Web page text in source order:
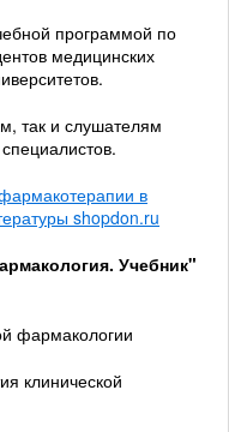
программой по
медицинских
так и слушателям
в
shopdon.ru
Учебник"
фармакологии
клинической